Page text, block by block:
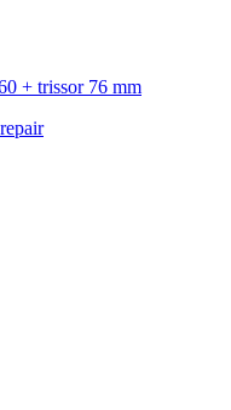
+ trissor 76 mm